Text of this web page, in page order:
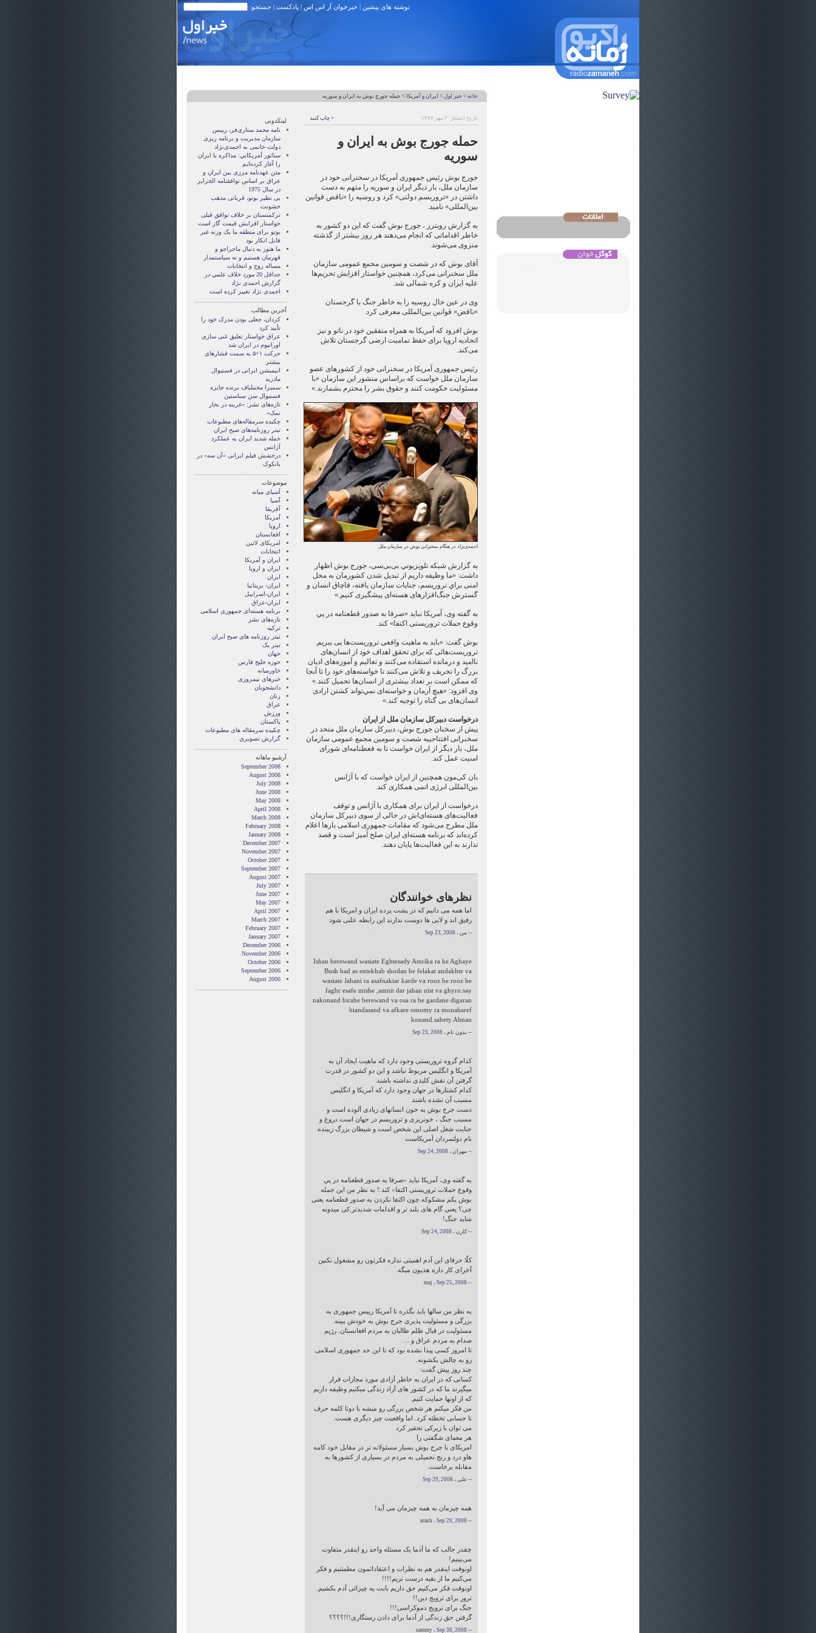
نوشته های پیشین | خبرخوان آر اس اس| پادکست | جستجو:
خانه > خبر اول > ايران و آمريکا > حمله جورج بوش به ایران و سوریه
تاریخ انتشار: ۲ مهر ۱۳۸۷ • چاپ کنید
حمله جورج بوش به ایران و
سوریه
جورج بوش رئیس جمهوری آمریکا در سخنرانی خود در
سازمان ملل، بار دیگر ایران و سوریه را متهم به دست
داشتن در «تروریسم دولتی» کرد و روسیه را «ناقض قوانین
بین‌المللی» نامید.
به گزارش رویترز ، جورج بوش گفت که این دو کشور به
خاطر اقداماتی که انجام می‌دهند هر روز بیشتر از گذشته
منزوی می‌شوند.
آقای بوش که در شصت و سومین مجمع عمومی سازمان
ملل سخنرانی می‌کرد، همچنین خواستار افزایش تحریم‌ها
علیه ایران و کره شمالی شد.
وی در عین حال روسیه را به خاطر جنگ با گرجستان
«ناقض» قوانین بین‌المللی معرفی کرد.
بوش افزود که آمریکا به همراه متفقین خود در ناتو و نیز
اتحادیه اروپا برای حفظ تمامیت ارضی گرجستان تلاش
می‌کند.
رئیس جمهوری آمریکا در سخنرانی خود از کشور‌های عضو
سازمان ملل خواست که براساس منشور اين سازمان «با
مسئوليت حکومت کنند و حقوق بشر را محترم بشمارند.»
احمدی‌نژاد در هنگام سخنرانی بوش در سازمان ملل
به گزارش شبکه تلويزيوني بی‌بی‌‌سی، جورج بوش اظهار
داشت: «ما وظيفه داریم از تبديل شدن کشورمان به محل
امنی براي تروريسم، جنايات سازمان يافته، قاچاق انسان و
گسترش جنگ‌افزارهای هسته‌ای پيشگيری کنيم.»
به گفته وی، آمریکا نباید «صرفا به صدور قطعنامه در پي
وقوع حملات تروريستی اکتفا» کند.
بوش گفت: «بايد به ماهيت واقعی تروريست‌ها پی ببريم.
تروريست‌هائی که برای تحقق اهداف خود از انسان‌های
نااميد و درمانده استفاده می‌کنند و تعاليم و آموزه‌های اديان
بزرگ را تحريف و تلاش می‌کنند تا خواسته‌های خود را تا آنجا
که ممکن است بر تعداد بيشتری از انسان‌ها تحميل کنند.»
وی افزود: «هيچ آرمان و خواسته‌ای نمي‌تواند کشتن ارادی
انسان‌های بی گناه را توجيه کند.»
درخواست دبیرکل سازمان ملل از ایران
پیش از سخنان جورج بوش، دبیرکل سازمان ملل متحد در
سخنرانی افتتاحییه شصت و سومین مجمع عمومی سازمان
ملل، بار دیگر از ایران خواست تا به قعطنامه‌ای شورای
امنیت عمل کند.
بان کی‌مون همچنین از ایران خواست که با آژانس
بین‌المللی انرژی اتمی همکاری کند.
درخواست از ایران برای همکاری با آژانس و توقف
فعالیت‌های هسته‌ای‌اش در حالی از سوی دبیرکل سازمان
ملل مطرح می‌شود که مقامات جمهوری اسلامی بارها اعلام
کرده‌اند که برنامه هسته‌ای ایران صلح آمیز است و قصد
ندارند به این فعالیت‌ها پایان دهند.
نظرهای خوانندگان
اما همه می دانیم که در پشت پرده ایران و امریکا با هم
رفیق اند و لابی ها دوست ندارند این رابطه علنی شود
-- من ، Sep 23, 2008
Ishan berewand wasiate Eghtesady Amrika ra ke Aghaye
Bush bad as entekhab shodan be felakat andakhte va
wasiate Jahani ra asafnaktar karde va rooz be rooz be
faghr esafe mishe ,amnit dar jahan nist va ghyro.say
nakonand birahe berewand va osa ra be gardane digaran
biandasand va afkare omomy ra monaharef
konand.sabety Alman
-- بدون نام ، Sep 23, 2008
کدام گروه تروریستی وجود دارد که ماهیت ایجاد آن به
آمریکا و انگلیس مربوط نباشد و این دو کشور در قدرت
گرفتن آن نقش کلیدی نداشته باشند
کدام کشتارها در جهان وجود دارد که آمریکا و انگلیس
مسبب آن نشده باشند
دست جرج بوش به خون انسانهای زیادی آلوده است و
مسبب جنگ ، خونریزی و تروریسم در جهان است دروغ و
جنایت شغل اصلی این شخص است و شیطان بزرگ زیبنده
نام دولتمردان آمریکاست
-- مهران ، Sep 24, 2008
به گفته وی، آمریکا نباید «صرفا به صدور قطعنامه در پي
وقوع حملات تروريستی اکتفا» کند.! به نظر من این جمله
بوش یکم مشکوکه.چون اکتفا نکردن به صدور قطعنامه یعنی
چی؟ یعنی گام های بلند تر و اقدامات شدیدتر.کی میدونه
شاید جنگ!
-- کارن ، Sep 24, 2008
کلّا حرفای این آدم اهمیتی نداره فکرتون رو مشغول نکنین
آخرای کار داره هذیون میگه.
-- maj ، Sep 25, 2008
به نظر من سالها باید بگذره تا آمریکا رییس جمهوری به
بزرگی و مسئولیت پذیری جرج بوش به خودش ببینه.
مسئولیت در قبال ظلم طالبان به مردم افغانستان. رژیم
صدام به مردم عراق و ...
تا امروز کسی پیدا نشده بود که تا این حد جمهوری اسلامی
رو به چالش بکشونه.
چند روز پیش گفت:
کسانی که در ایران به خاطر آزادی مورد مجازات قرار
میگیرند ما که در کشور های آزاد زندگی میکنیم وظیفه داریم
که از اونها حمایت کنیم.
من فکر میکنم هر شخص بزرگی رو میشه با دوتا کلمه حرف
نا حسابی تخطئه کرد. اما واقعیت چیز دیگری هست.
می توان با زیرکی تحقیر کرد
هر معمای شگفتی را
امریکای با جرج بوش بسیار مسئولانه تر در مقابل خود کامه
هاو درد و رنج تحمیلی به مردم در بسیاری از کشورها به
مقابله برخاست.
-- علی ، Sep 29, 2008
همه چیزمان به همه چیزمان می آید!
-- arash ، Sep 29, 2008
چقدر جالب که ما آدما یک مسئله واحد رو اینقدر متفاوت
می‌بینیم!
اونوقت اینقدر هم به نظرات و اعتقاداتمون مطمئنیم و فکر
می‌کنیم ما از بقیه درست تریم!!!!
اونوقت فکر می‌کنیم حق داریم بابت یه چیزائی آدم بکشیم.
ترور برای ترویج دین!!
جنگ برای ترویج دموکراسی!!!
گرفتن حق زندگی از آدما برای دادن رستگاری!!!؟؟؟؟
-- sammy ، Sep 30, 2008
لینکدونی
نامه محمد ستاری‌فر، رییس
سازمان مدیریت و برنامه ریزی
دولت خاتمی به احمدی‌نژاد
سناتور آمريکايي: مذاکره با ايران
را آغاز کرده‌ايم
متن عهدنامه مرزى بين ايران و
عراق بر اساس توافقنامه الجزاير
در سال 1975
بی نظیر بوتو، قربانی مذهب
خشونت
ترکمنستان بر خلاف توافق قبلی
خواستار افزایش قیمت گاز است
بوتو برای منطقه ما یک وزنه غیر
قابل انکار بود
ما هنوز به دنبال ماجراجو و
قهرمان هستيم و نه سياستمدار
مساله روح و انتخابات
حداقل 20 مورد خلاف علمي در
گزارش احمدی نژاد
احمدی نژاد تغییر کرده است
آخرین مطالب
کردان، جعلی بودن مدرک خود را
تأیید کرد
عراق خواستار تعلیق غنی سازی
اورانیوم در ایران شد
حرکت ۱+۵ به سمت فشارهای
بیشتر
انیمیشن ایرانی در فستیوال
مادرید
سمیرا مخملباف برنده جایزه
فستیوال سن سباستین
تازه‌های نشر: «غریبه در بخار
نمک»
چکیده سرمقاله‌های مطبوعات
تیتر روزنامه‌های صبح ایران
حمله شدید‌ ایران به عملکرد
آژانس
درخشش فیلم ایرانی «آن سه» در
بانکوک
موضوعات
آسيای ميانه
آسیا
آفریقا
آمریکا
اروپا
افغانستان
امریکای لاتین
انتخابات
ايران و آمريکا
ايران و اروپا
ایران
ایران- بریتانیا
ایران-اسراییل
ایران-عراق
برنامه هسته‌ای جمهوری اسلامی
تازه‌های نشر
ترکیه
تیتر روزنامه های صبح ایران
تیتر یک
جهان
حوزه خلیج فارس
خاورمیانه
خبرهای نیمروزی
دانشجویان
زنان
عراق
ورزش
پاکستان
چکیده سرمقاله های مطبوعات
گزارش تصويری
آرشیو ماهانه
September 2008
August 2008
July 2008
June 2008
May 2008
April 2008
March 2008
February 2008
January 2008
December 2007
November 2007
October 2007
September 2007
August 2007
July 2007
June 2007
May 2007
April 2007
March 2007
February 2007
January 2007
December 2006
November 2006
October 2006
September 2006
August 2006